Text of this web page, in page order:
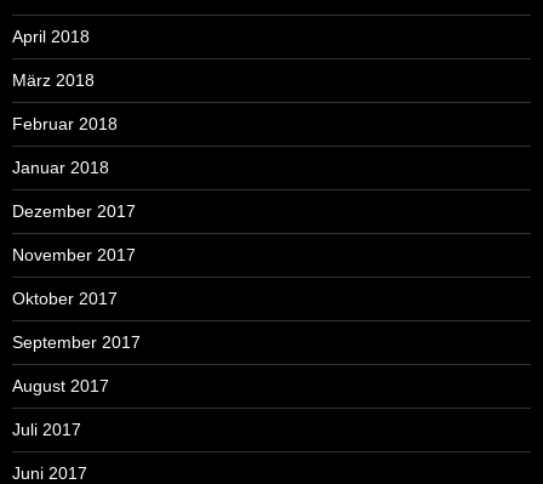
April 2018
März 2018
Februar 2018
Januar 2018
Dezember 2017
November 2017
Oktober 2017
September 2017
August 2017
Juli 2017
Juni 2017